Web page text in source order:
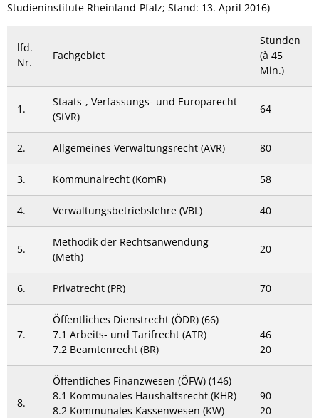
Studieninstitute Rheinland-Pfalz; Stand: 13. April 2016)
lfd.
Nr.
Fachgebiet
Stunden
(à 45
Min.)
1.
Staats-, Verfassungs- und Europarecht
(StVR)
64
2. Allgemeines Verwaltungsrecht (AVR) 80
3. Kommunalrecht (KomR) 58
4. Verwaltungsbetriebslehre (VBL) 40
5.
Methodik der Rechtsanwendung
(Meth)
20
6. Privatrecht (PR) 70
7.
Öffentliches Dienstrecht (ÖDR) (66)
7.1 Arbeits- und Tarifrecht (ATR)
7.2 Beamtenrecht (BR)
46
20
8.
Öffentliches Finanzwesen (ÖFW) (146)
8.1 Kommunales Haushaltsrecht (KHR)
8.2 Kommunales Kassenwesen (KW)
90
20